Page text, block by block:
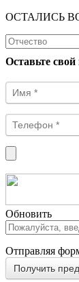
ОСТАЛИСЬ
Оставьте
Обновить
Отправляя